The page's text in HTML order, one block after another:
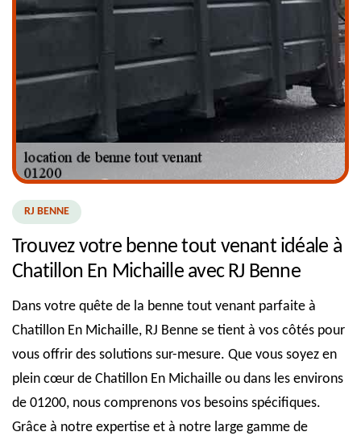
RJ BENNE
Trouvez votre benne tout venant idéale à
Chatillon En Michaille avec RJ Benne
Dans votre quête de la benne tout venant parfaite à
Chatillon En Michaille, RJ Benne se tient à vos côtés pour
vous offrir des solutions sur-mesure. Que vous soyez en
plein cœur de Chatillon En Michaille ou dans les environs
de 01200, nous comprenons vos besoins spécifiques.
Grâce à notre expertise et à notre large gamme de